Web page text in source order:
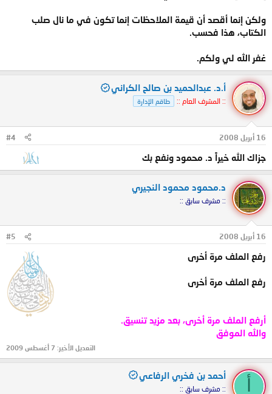
ولكن إنما أقصد أن قيمة الملاحظات إنما تكون في ما نال صلب
الكتاب، هذا فحسب.
غفر الله لي ولكم.
أ.د. عبدالحميد بن صالح الكراني
:: المشرف العام :: طاقم الإدارة
16 أبريل 2008 #4
جزاك الله خيراً د. محمود ونفع بك
د.محمود محمود النجيري
:: مشرف سابق ::
16 أبريل 2008 #5
رفع الملف مرة أخرى
رفع الملف مرة أخرى
أرفع الملف مرة أخرى، بعد مزيد تنسيق.
والله الموفق
التعديل الأخير: 7 أغسطس 2009
أحمد بن فخري الرفاعي
:: مشرف سابق ::